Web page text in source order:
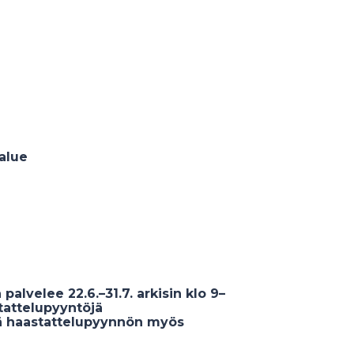
22.6.–31.7. arkisin klo 9–
myös